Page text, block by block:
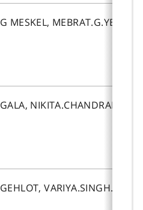
G MESKEL, MEBRAT.G.YESUSE.
GALA, NIKITA.CHANDRAK.
GEHLOT, VARIYA.SINGH.